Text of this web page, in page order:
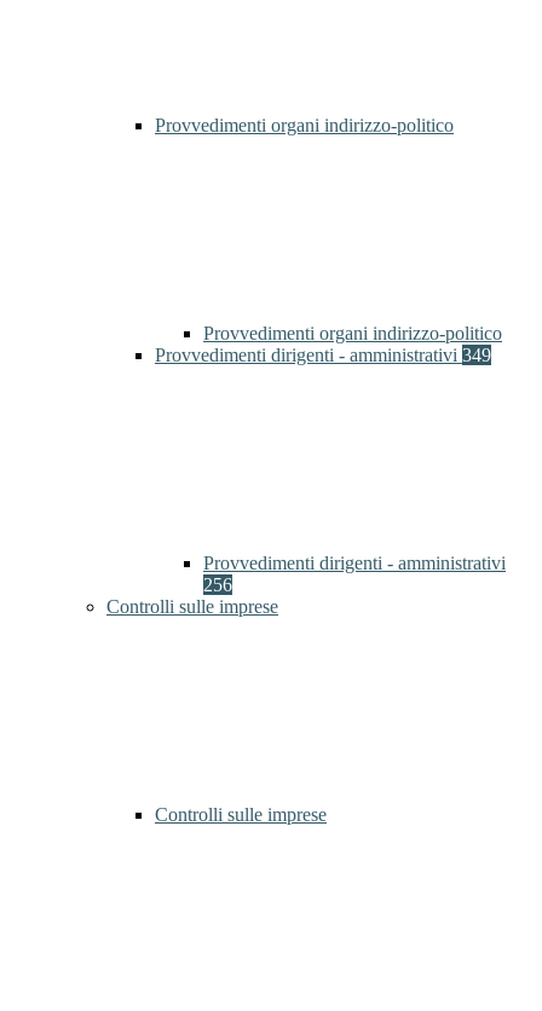
Provvedimenti organi indirizzo-politico
Provvedimenti organi indirizzo-politico
Provvedimenti dirigenti - amministrativi 349
Provvedimenti dirigenti - amministrativi
256
Controlli sulle imprese
Controlli sulle imprese